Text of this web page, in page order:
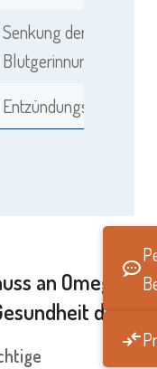
Senkung der
Blutgerinnung
Entzündungshemmung
an Omega-
dar?